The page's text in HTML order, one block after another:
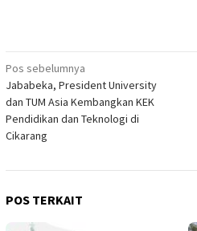
Navigasi
pos
Pos sebelumnya
Jababeka, President University
dan TUM Asia Kembangkan KEK
Pendidikan dan Teknologi di
Cikarang
POS TERKAIT